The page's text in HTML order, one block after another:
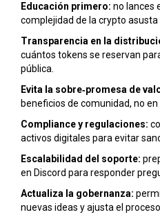
Educación primero: no lances
complejidad de la crypto
Transparencia en la
cuántos tokens se reservan
pública.
Evita la sobre‑promesa de
beneficios de comunidad, no
Compliance y regulaciones:
activos digitales para evitar
Escalabilidad del soporte:
en Discord para responder
Actualiza la gobernanza:
nuevas ideas y ajusta el